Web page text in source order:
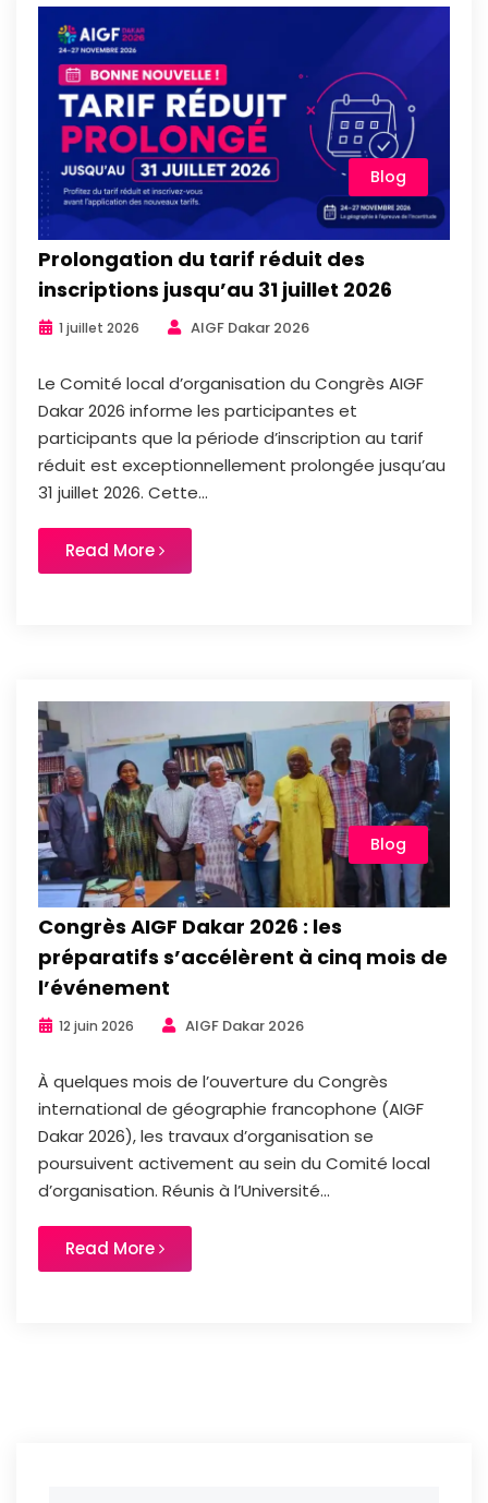
Blog
Prolongation du tarif réduit des
inscriptions jusqu’au 31 juillet 2026
1 juillet 2026 AIGF Dakar 2026
Le Comité local d’organisation du Congrès AIGF
Dakar 2026 informe les participantes et
participants que la période d’inscription au tarif
réduit est exceptionnellement prolongée jusqu’au
31 juillet 2026. Cette...
Read More
Blog
Congrès AIGF Dakar 2026 : les
préparatifs s’accélèrent à cinq mois de
l’événement
12 juin 2026 AIGF Dakar 2026
À quelques mois de l’ouverture du Congrès
international de géographie francophone (AIGF
Dakar 2026), les travaux d’organisation se
poursuivent activement au sein du Comité local
d’organisation. Réunis à l’Université...
Read More